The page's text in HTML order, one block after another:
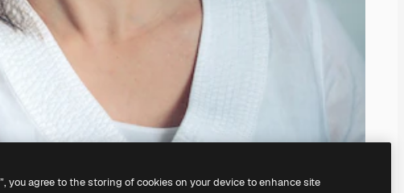
you agree to the storing of cookies on your device to enhance site